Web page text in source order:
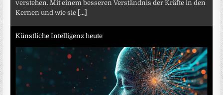
verstehen. Mit einem besseren Verständnis der Kräfte in den
Kernen und wie sie [...]
Künstliche Intelligenz heute